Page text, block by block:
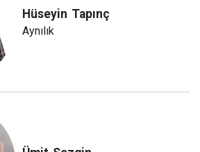
Hüseyin Tapınç
Aynılık